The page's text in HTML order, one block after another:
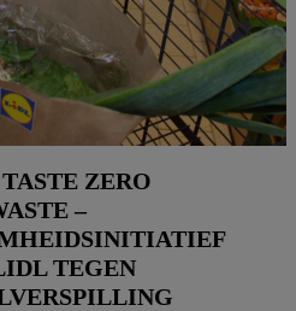
ZERO
–
TEGEN